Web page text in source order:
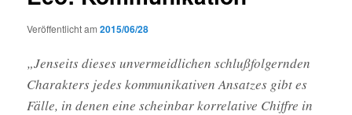
Veröffentlicht am2015/06/28
„Jenseits dieses unvermeidlichen schlußfolgernden
Charakters jedes kommunikativen Ansatzes gibt es
Fälle, in denen eine scheinbar korrelative Chiffre in